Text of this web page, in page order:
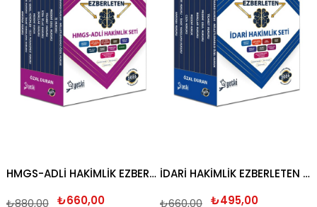
HMGS-ADLİ HAKİMLİK EZBERLETEN SET 2026
₺660,00
₺880,00
İDARİ HAKİMLİK EZBERLETEN SET 2026
₺495,00
₺660,00